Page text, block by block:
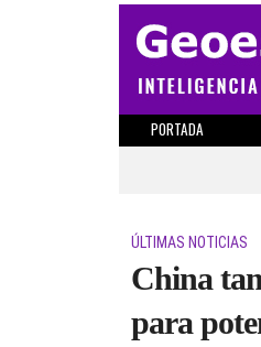
PORTADA
ÚLTIMAS NOTICIAS
China
para